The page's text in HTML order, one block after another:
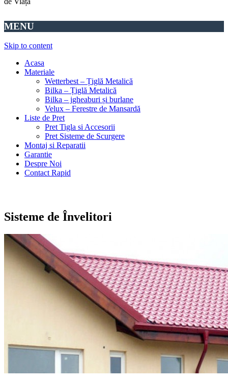
MENU
Skip to content
Acasa
Materiale
Wetterbest – Țiglă Metalică
Bilka – Țiglă Metalică
Bilka – jgheaburi și burlane
Velux – Ferestre de Mansardă
Liste de Pret
Pret Tigla si Accesorii
Pret Sisteme de Scurgere
Montaj si Reparatii
Garantie
Despre Noi
Contact Rapid
Sisteme de Învelitori